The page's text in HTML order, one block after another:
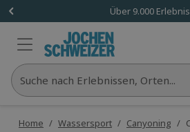
Über 9.000
Suche nach Erlebnissen, Orten...
Home / Wassersport / Canyoning /